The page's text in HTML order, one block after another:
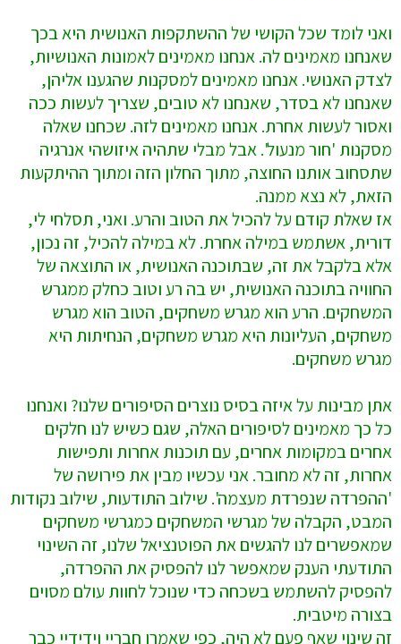
ואני לומד שכל הקושי של ההשתקפות האנושית היא בכך
שאנחנו מאמינים לה. אנחנו מאמינים לאמונות האנושיות,
לצדק האנושי. אנחנו מאמינים למסקנות שהגענו אליהן,
שאנחנו לא בסדר, שאנחנו לא טובים, שצריך לעשות ככה
ואסור לעשות אחרת. אנחנו מאמינים לזה. שכחנו שאלה
מסקנות 'חור מנעול'. אבל מבלי שתהיה איזושהי אנרגיה
שתסחוב אותנו החוצה, מתוך החלון הזה ומתוך ההיתקעות
הזאת, לא נצא ממנה.
אז שאלת קודם על להכיל את הטוב והרע. ואני, תסלחי לי,
דורית, אשתמש במילה אחרת. לא במילה להכיל, זה נכון,
אלא בלקבל את זה, שבתוכנה האנושית, או התוצאה של
החוויה בתוכנה האנושית, יש בה רע וטוב כחלק ממגרש
המשחקים. הרע הוא מגרש משחקים, הטוב הוא מגרש
משחקים, העליונות היא מגרש משחקים, הנחיתות היא
מגרש משחקים.
אתן מבינות על איזה בסיס נוצרים הסיפורים שלנו? ואנחנו
כל כך מאמינים לסיפורים האלה, שגם כשיש לנו חלקים
אחרים במקומות אחרים, עם תוכנות אחרות ותפישות
אחרות, זה לא מחובר. אני עכשיו מבין את פירושה של
'ההפרדה שנפרדת מעצמה'. שילוב התודעות, שילוב נקודות
המבט, הקבלה של מגרשי המשחקים כמגרשי משחקים
שמאפשרים לנו להגשים את הפוטנציאל שלנו, זה השינוי
התודעתי הענק שמאפשר לנו להפסיק את ההפרדה,
להפסיק להשתמש בשכחה כדי שנוכל לחוות עולם מסוים
בצורה מיטבית.
זה שינוי שאף פעם לא היה, כפי שאמרו חבריי וידידיי כבר